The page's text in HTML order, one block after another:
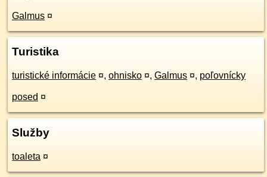
Galmus ¤
Turistika
turistické informácie ¤, ohnisko ¤, Galmus ¤, poľovnícky
posed ¤
Služby
toaleta ¤